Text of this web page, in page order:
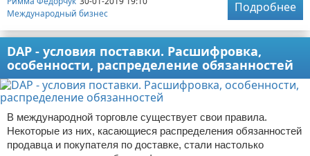
Международный бизнес
Подробнее
DAP - условия поставки. Расшифровка,
особенности, распределение обязанностей
В международной торговле существует свои правила.
Некоторые из них, касающиеся распределения обязанностей
продавца и покупателя по доставке, стали настолько